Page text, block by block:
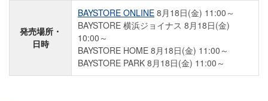
発売場所・
日時
BAYSTORE ONLINE 8月18日(金) 11:00～
BAYSTORE 横浜ジョイナス 8月18日(金)
10:00～
BAYSTORE HOME 8月18日(金) 11:00～
BAYSTORE PARK 8月18日(金) 11:00～